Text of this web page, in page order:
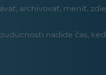
archivovať, meniť,
nadíde čas,